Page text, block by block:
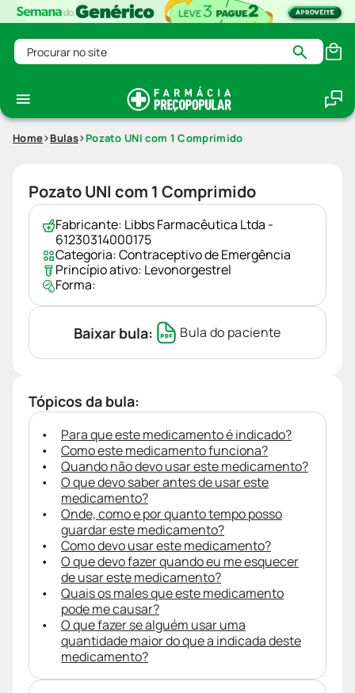
Procurar no site
Home Bulas Pozato UNI com 1 Comprimido
Pozato UNI com 1 Comprimido
Fabricante: Libbs Farmacêutica Ltda -
61230314000175
Categoria:Contraceptivo de Emergência
Princípio ativo: Levonorgestrel
Forma:
Baixar bula: Bula do paciente
Tópicos da bula:
Para que este medicamento é indicado?
Como este medicamento funciona?
Quando não devo usar este medicamento?
O que devo saber antes de usar este
medicamento?
Onde, como e por quanto tempo posso
guardar este medicamento?
Como devo usar este medicamento?
O que devo fazer quando eu me esquecer
de usar este medicamento?
Quais os males que este medicamento
pode me causar?
O que fazer se alguém usar uma
quantidade maior do que a indicada deste
medicamento?